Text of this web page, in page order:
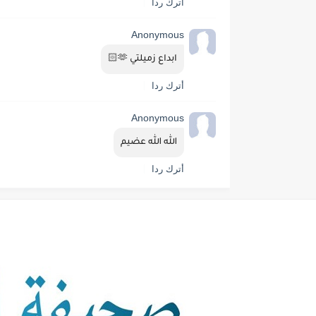
أترك ردا
Anonymous
ابداع زميلتي 🫶🏻
أترك ردا
Anonymous
الله الله عضيم
أترك ردا